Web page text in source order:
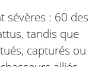
sévères : 60 des
tandis que
capturés ou